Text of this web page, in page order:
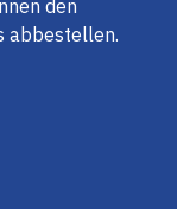
den
abbestellen.